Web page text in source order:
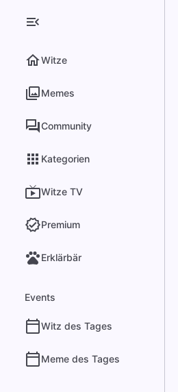
Witze
Memes
Community
Kategorien
Witze TV
Premium
Erklärbär
Events
Witz des Tages
Meme des Tages